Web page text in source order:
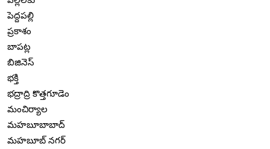
పెద్దపల్లి
ప్రకాశం
బాపట్ల
బిజినెస్
భక్తి
భద్రాద్రి కొత్తగూడెం
మంచిర్యాల
మహబూబాబాద్
మహబూబ్ నగర్